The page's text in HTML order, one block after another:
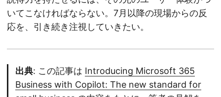
いてこなければならない。7月以降の現場からの反
応を、引き続き注視していきたい。
出典: この記事は Introducing Microsoft 365
Business with Copilot: The new standard for